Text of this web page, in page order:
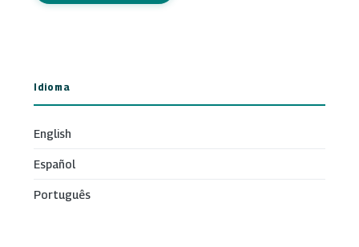
Idioma
English
Español
Português